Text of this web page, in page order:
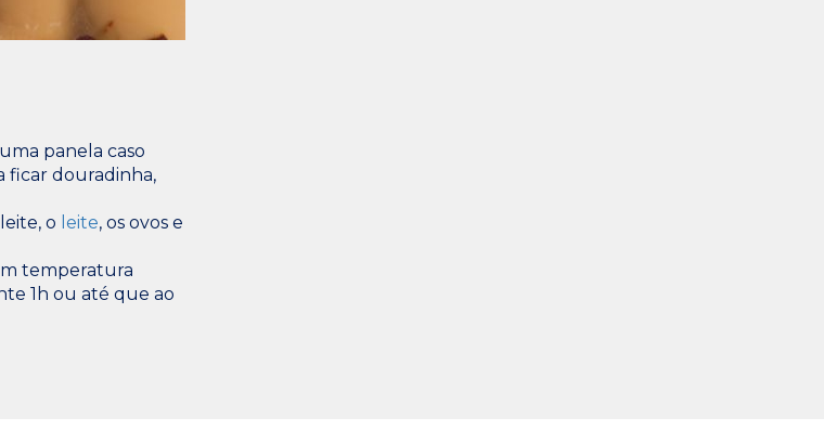
panela caso
ficar douradinha,
o leite, os ovos e
temperatura
1h ou até que ao